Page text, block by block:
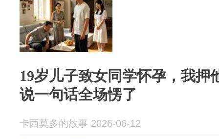
19岁儿子致女同学怀孕，我押
说一句话全场愣了
卡西莫多的故事 2026-06-12